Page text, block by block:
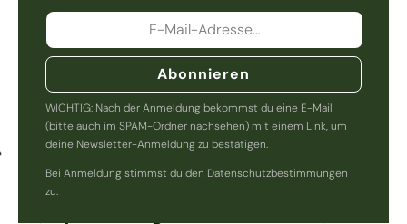
Abonnieren
WICHTIG: Nach der Anmeldung bekommst du eine E-Mail
(bitte auch im SPAM-Ordner nachsehen) mit einem Link, um
deine Newsletter-Anmeldung zu bestätigen.
Bei Anmeldung stimmst du den Datenschutzbestimmungen
zu.